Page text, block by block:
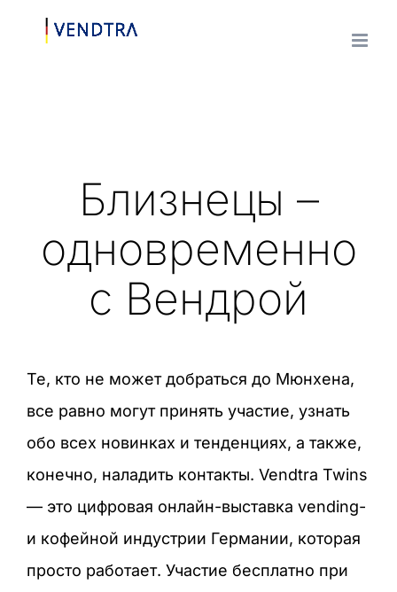
Близнецы –
одновременно
с Вендрой
Те, кто не может добраться до Мюнхена,
все равно могут принять участие, узнать
обо всех новинках и тенденциях, а также,
конечно, наладить контакты. Vendtra Twins
— это цифровая онлайн-выставка vending-
и кофейной индустрии Германии, которая
просто работает. Участие бесплатно при